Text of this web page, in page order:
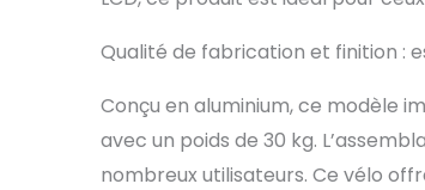
Qualité de fabrication et finition :
Conçu en aluminium, ce modèle
avec un poids de 30 kg.
nombreux utilisateurs. Ce vélo